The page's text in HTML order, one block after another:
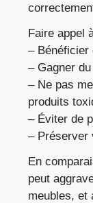
Faire appel
– Bénéficier
– Gagner
– Ne pas
produits
– Éviter de
– Préserver
En
peut
meubles, et